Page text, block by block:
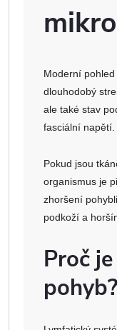
Moderní
dlouhodobý
ale také stav
fasciální napětí.
Pokud jsou
organismus je
zhoršení
podkoží a
Proč
pohyb?